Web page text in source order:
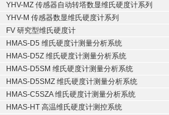
YHV-MZ 传感器自动转塔数显维氏硬度计系列
YHV-M 传感器数显维氏硬度计系列
FV 研究型维氏硬度计
HMAS-D5 维氏硬度计测量分析系统
HMAS-D5Z 维氏硬度计测量分析系统
HMAS-D5SM 维氏硬度计测量分析系统
HMAS-D5SMZ 维氏硬度计测量分析系统
HMAS-C5SZA 维氏硬度计测量分析系统
HMAS-HT 高温维氏硬度计测控系统